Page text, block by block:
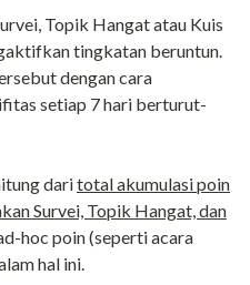
Topik Hangat atau Kuis
tingkatan beruntun.
dengan cara
setiap 7 hari berturut-
daritotal akumulasi poin
Survei, Topik Hangat, dan
hoc poin (seperti acara
hal ini.